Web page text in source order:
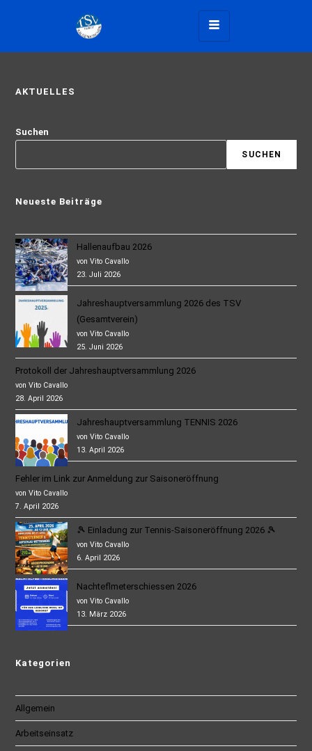
AKTUELLES
Suchen
SUCHEN
Neueste Beiträge
Hallenaufbau 2026
von Vito Cavallo
23. Juli 2026
Jahreshauptversammlung 2026 des TSV
(Gesamtverein)
von Vito Cavallo
25. Juni 2026
Protokoll der Jahreshauptversammlung 2026
von Vito Cavallo
28. April 2026
Jahreshauptversammlung TENNIS 2026
von Vito Cavallo
13. April 2026
Fehler im Link zur Anmeldung zur Saisoneröffnung
von Vito Cavallo
7. April 2026
🎾 Einladung zur Tennis-Saisoneröffnung 2026 🎾
von Vito Cavallo
6. April 2026
Nachteflmeterschiessen 2026
von Vito Cavallo
13. März 2026
Kategorien
Allgemein
Arbeitseinsatz